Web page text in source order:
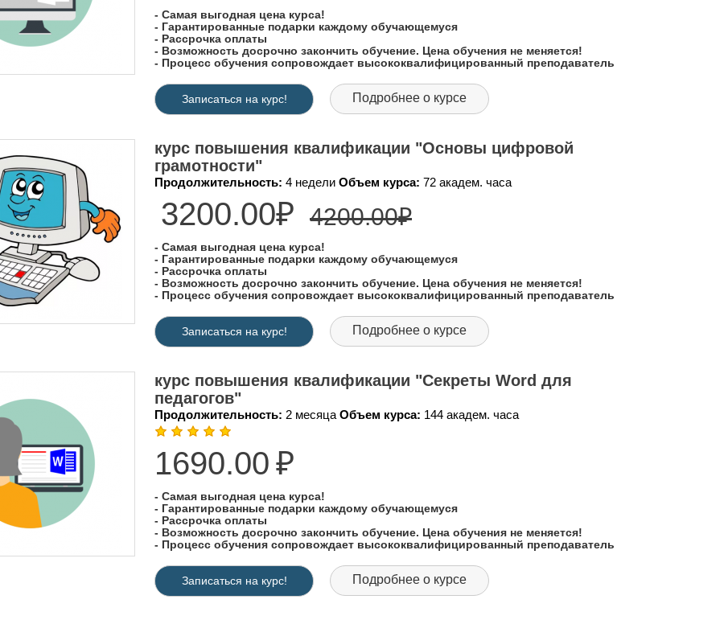
- Самая выгодная цена курса!
- Гарантированные подарки каждому обучающемуся
- Рассрочка оплаты
- Возможность досрочно закончить обучение. Цена обучения не меняется!
- Процесс обучения сопровождает высококвалифицированный преподаватель
Записаться на курс! Подробнее о курсе
курс повышения квалификации "Основы цифровой
грамотности"
Продолжительность: 4 недели Объем курса: 72 академ. часа
3200.00₽ 4200.00₽
- Самая выгодная цена курса!
- Гарантированные подарки каждому обучающемуся
- Рассрочка оплаты
- Возможность досрочно закончить обучение. Цена обучения не меняется!
- Процесс обучения сопровождает высококвалифицированный преподаватель
Записаться на курс! Подробнее о курсе
курс повышения квалификации "Секреты Word для
педагогов"
Продолжительность: 2 месяца Объем курса: 144 академ. часа
1690.00 ₽
- Самая выгодная цена курса!
- Гарантированные подарки каждому обучающемуся
- Рассрочка оплаты
- Возможность досрочно закончить обучение. Цена обучения не меняется!
- Процесс обучения сопровождает высококвалифицированный преподаватель
Записаться на курс! Подробнее о курсе